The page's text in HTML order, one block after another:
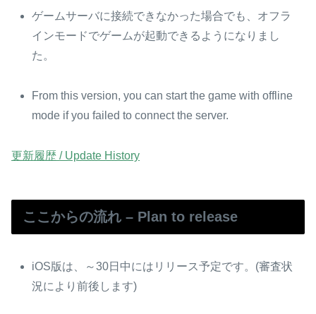
ゲームサーバに接続できなかった場合でも、オフラ
インモードでゲームが起動できるようになりまし
た。
From this version, you can start the game with offline
mode if you failed to connect the server.
更新履歴 / Update History
ここからの流れ – Plan to release
iOS版は、～30日中にはリリース予定です。(審査状
況により前後します)